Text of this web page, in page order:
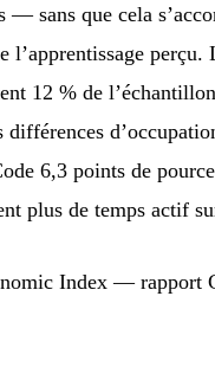
— sans que cela
l’apprentissage perçu.
12 % de
différences
6,3 points de
plus de temps actif
Index — rapport